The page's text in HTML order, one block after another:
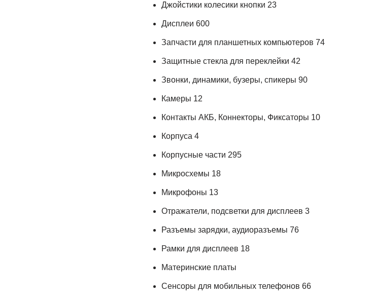
Джойстики колесики кнопки 23
Дисплеи 600
Запчасти для планшетных компьютеров 74
Защитные стекла для переклейки 42
Звонки, динамики, бузеры, спикеры 90
Камеры 12
Контакты АКБ, Коннекторы, Фиксаторы 10
Корпуса 4
Корпусные части 295
Микросхемы 18
Микрофоны 13
Отражатели, подсветки для дисплеев 3
Разъемы зарядки, аудиоразъемы 76
Рамки для дисплеев 18
Материнские платы
Сенсоры для мобильных телефонов 66